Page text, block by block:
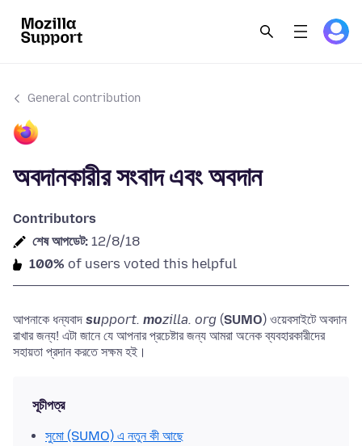
General contribution
অবদানকারীর সংবাদ এবং অবদান
Contributors
শেষ আপডেট: 12/8/18
100% of users voted this helpful
আপনাকে ধন্যবাদ support. mozilla. org (SUMO) ওয়েবসাইটে অবদান
রাখার জন্য! এটা জানে যে আপনার প্রচেষ্টার জন্য আমরা অনেক ব্যবহারকারীদের
সহায়তা প্রদান করতে সক্ষম হই।
সূচীপত্র
সুমো (SUMO) এ নতুন কী আছে